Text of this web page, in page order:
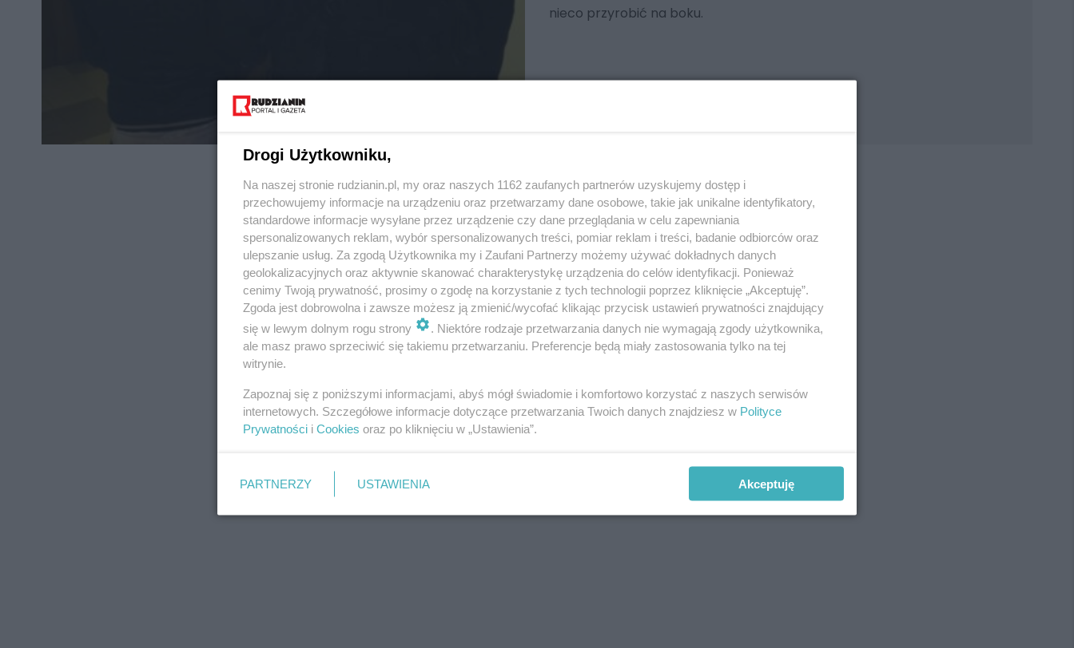
nieco przyrobić na boku.
REKLAMA REKLAMA
Drogi Użytkowniku,
Na naszej stronie rudzianin.pl, my oraz naszych 1162 zaufanych partnerów uzyskujemy dostęp i
przechowujemy informacje na urządzeniu oraz przetwarzamy dane osobowe, takie jak unikalne identyfikatory,
standardowe informacje wysyłane przez urządzenie czy dane przeglądania w celu zapewniania
spersonalizowanych reklam, wybór spersonalizowanych treści, pomiar reklam i treści, badanie odbiorców oraz
ulepszanie usług. Za zgodą Użytkownika my i Zaufani Partnerzy możemy używać dokładnych danych
geolokalizacyjnych oraz aktywnie skanować charakterystykę urządzenia do celów identyfikacji. Ponieważ
cenimy Twoją prywatność, prosimy o zgodę na korzystanie z tych technologii poprzez kliknięcie „Akceptuję”.
Zgoda jest dobrowolna i zawsze możesz ją zmienić/wycofać klikając przycisk ustawień prywatności znajdujący
się w lewym dolnym rogu strony
. Niektóre rodzaje przetwarzania danych nie wymagają zgody użytkownika,
ale masz prawo sprzeciwić się takiemu przetwarzaniu. Preferencje będą miały zastosowania tylko na tej
witrynie.
Zapoznaj się z poniższymi informacjami, abyś mógł świadomie i komfortowo korzystać z naszych serwisów
internetowych. Szczegółowe informacje dotyczące przetwarzania Twoich danych znajdziesz w Polityce
Prywatności i Cookies oraz po kliknięciu w „Ustawienia”.
PARTNERZY USTAWIENIA Akceptuję